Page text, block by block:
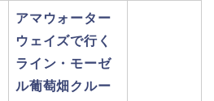
アマウォーター
ウェイズで行く
ライン・モーゼ
ル葡萄畑クルー